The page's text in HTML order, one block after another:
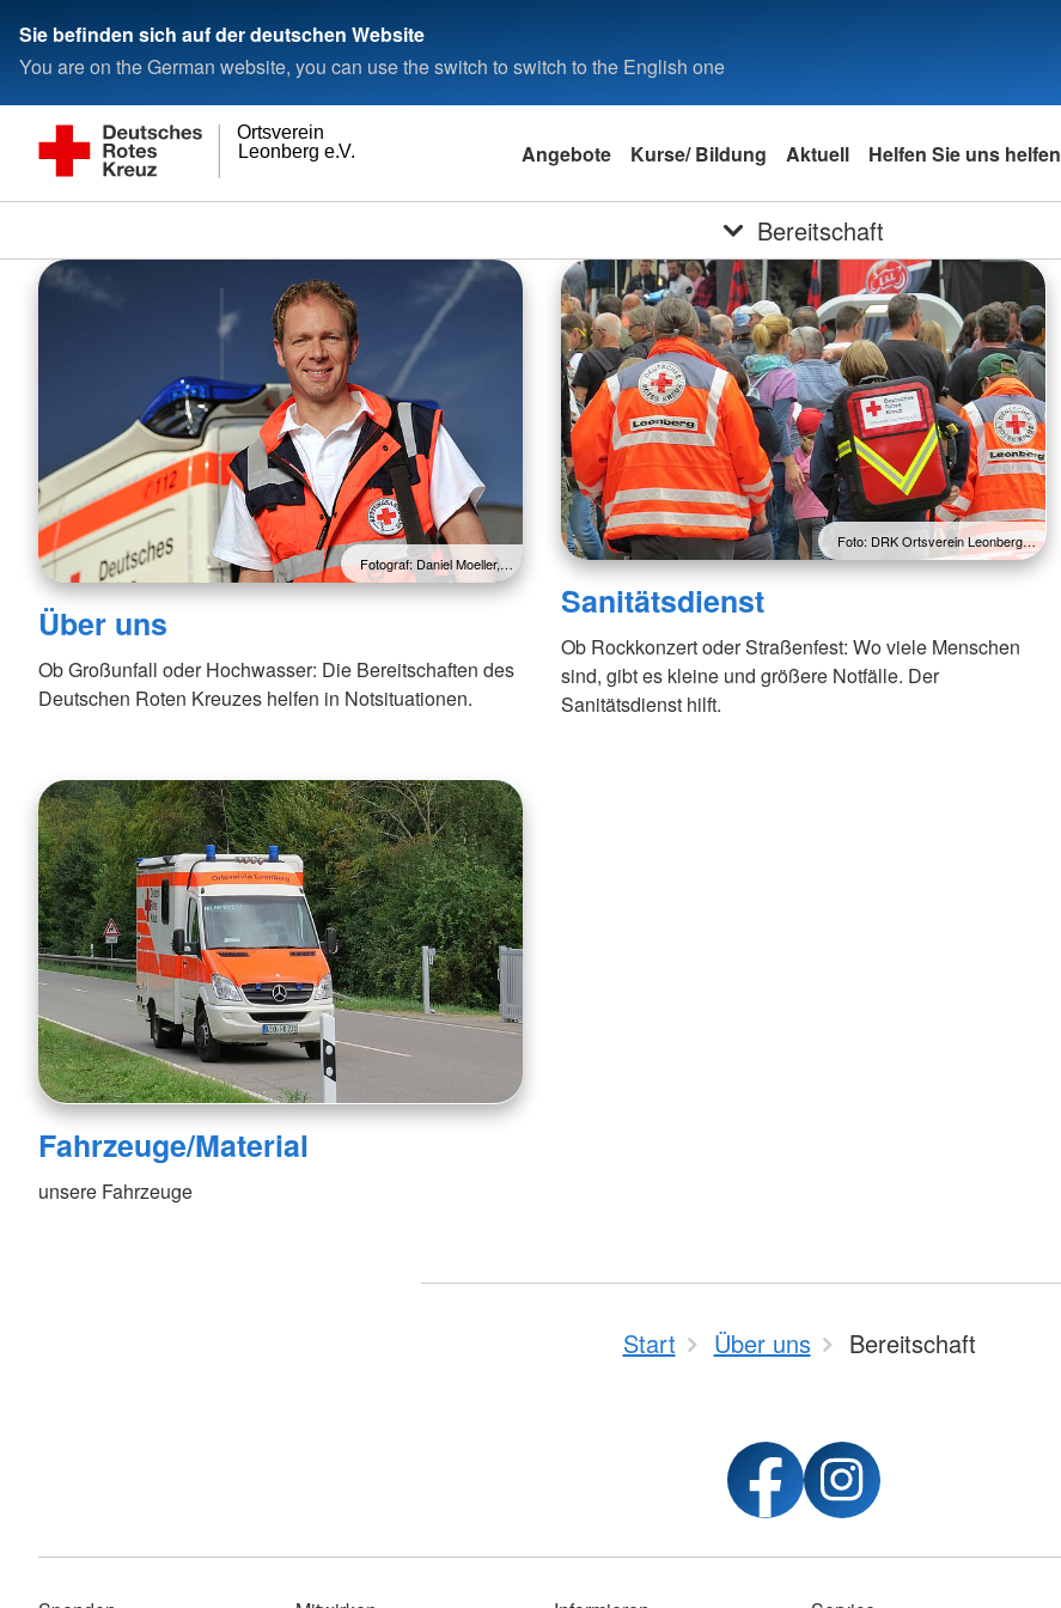
Sie befinden sich auf der deutschen Website
You are on the German website, you can use the switch to switch to the English one
Leonberg e.V.
Ortsverein
Angebote Kurse/ Bildung Aktuell Helfen Sie uns helfen
Bereitschaft
Fotograf: Daniel Moeller,…
Über uns
Ob Großunfall oder Hochwasser: Die Bereitschaften des
Deutschen Roten Kreuzes helfen in Notsituationen.
Foto: DRK Ortsverein Leonberg…
Sanitätsdienst
Ob Rockkonzert oder Straßenfest: Wo viele Menschen
sind, gibt es kleine und größere Notfälle. Der
Sanitätsdienst hilft.
Fahrzeuge/Material
unsere Fahrzeuge
Start Über uns Bereitschaft